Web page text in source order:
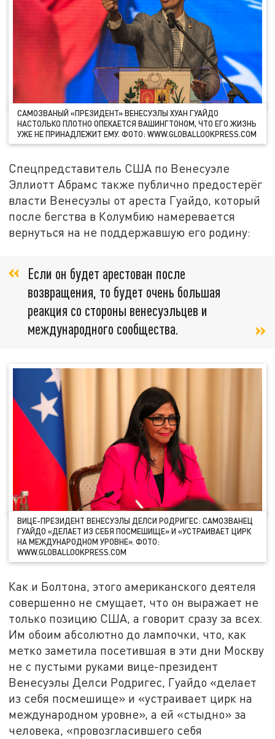
САМОЗВАНЫЙ «ПРЕЗИДЕНТ» ВЕНЕСУЭЛЫ ХУАН ГУАЙДО
НАСТОЛЬКО ПЛОТНО ОПЕКАЕТСЯ ВАШИНГТОНОМ, ЧТО ЕГО ЖИЗНЬ
УЖЕ НЕ ПРИНАДЛЕЖИТ ЕМУ. ФОТО: WWW.GLOBALLOOKPRESS.COM
Спецпредставитель США по Венесуэле
Эллиотт Абрамс также публично предостерёг
власти Венесуэлы от ареста Гуайдо, который
после бегства в Колумбию намеревается
вернуться на не поддержавшую его родину:
Если он будет арестован после
возвращения, то будет очень большая
реакция со стороны венесуэльцев и
международного сообщества.
ВИЦЕ-ПРЕЗИДЕНТ ВЕНЕСУЭЛЫ ДЕЛСИ РОДРИГЕС: САМОЗВАНЕЦ
ГУАЙДО «ДЕЛАЕТ ИЗ СЕБЯ ПОСМЕШИЩЕ» И «УСТРАИВАЕТ ЦИРК
НА МЕЖДУНАРОДНОМ УРОВНЕ». ФОТО:
WWW.GLOBALLOOKPRESS.COM
Как и Болтона, этого американского деятеля
совершенно не смущает, что он выражает не
только позицию США, а говорит сразу за всех.
Им обоим абсолютно до лампочки, что, как
метко заметила посетившая в эти дни Москву
не с пустыми руками вице-президент
Венесуэлы Делси Родригес, Гуайдо «делает
из себя посмешище» и «устраивает цирк на
международном уровне», а ей «стыдно» за
человека, «провозгласившего себя